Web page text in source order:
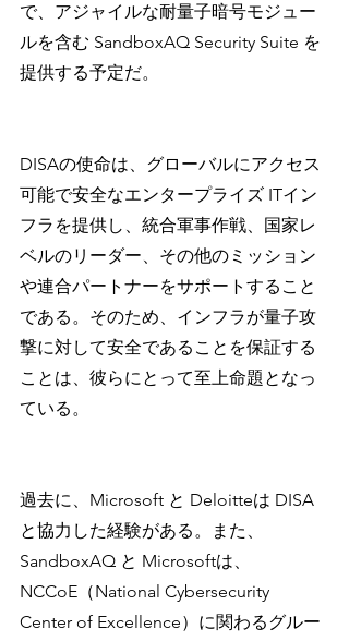
で、アジャイルな耐量子暗号モジュー
ルを含む SandboxAQ Security Suite を
提供する予定だ。
DISAの使命は、グローバルにアクセス
可能で安全なエンタープライズ ITイン
フラを提供し、統合軍事作戦、国家レ
ベルのリーダー、その他のミッション
や連合パートナーをサポートすること
である。そのため、インフラが量子攻
撃に対して安全であることを保証する
ことは、彼らにとって至上命題となっ
ている。
過去に、Microsoft と Deloitteは DISA
と協力した経験がある。また、
SandboxAQ と Microsoftは、
NCCoE（National Cybersecurity
Center of Excellence）に関わるグルー